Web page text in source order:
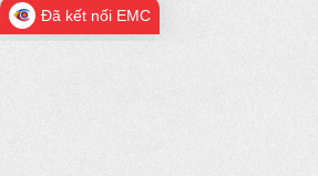
Đã kết nối EMC